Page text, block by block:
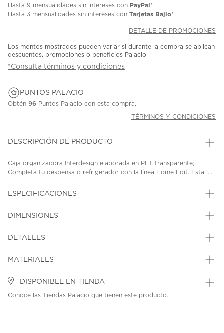
Hasta 9 mensualidades sin intereses con PayPal*
Hasta 3 mensualidades sin intereses con Tarjetas Bajio*
DETALLE DE PROMOCIONES
Los montos mostrados pueden variar si durante la compra se aplican
descuentos, promociones o beneficios Palacio
*Consulta términos y condiciones
PUNTOS PALACIO
Obtén 96 Puntos Palacio con esta compra.
TÉRMINOS Y CONDICIONES
DESCRIPCIÓN DE PRODUCTO
Caja organizadora Interdesign elaborada en PET transparente;
Completa tu despensa o refrigerador con la línea Home Edit. Esta l...
ESPECIFICACIONES
DIMENSIONES
DETALLES
MATERIALES
DISPONIBLE EN TIENDA
Conoce las Tiendas Palacio que tienen este producto.